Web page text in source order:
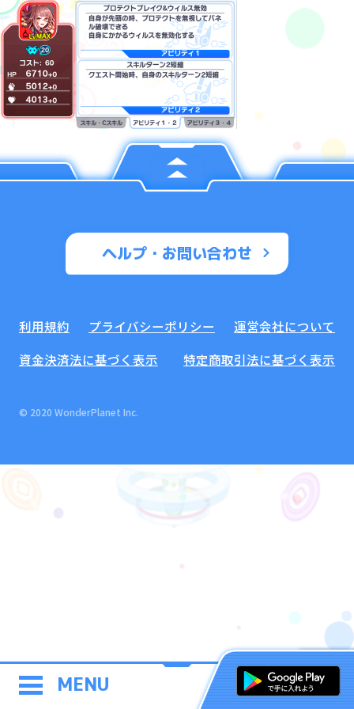
MENU
ヘルプ・お問い合わせ
利用規約 プライバシーポリシー
運営会社について
資金決済法に基づく表示
特定商取引法に基づく表示
© 2020 WonderPlanet Inc.